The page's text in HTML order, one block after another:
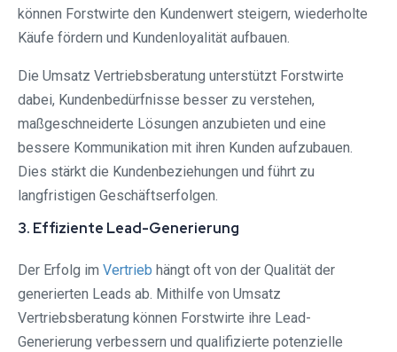
können Forstwirte den Kundenwert steigern, wiederholte
Käufe fördern und Kundenloyalität aufbauen.
Die Umsatz Vertriebsberatung unterstützt Forstwirte
dabei, Kundenbedürfnisse besser zu verstehen,
maßgeschneiderte Lösungen anzubieten und eine
bessere Kommunikation mit ihren Kunden aufzubauen.
Dies stärkt die Kundenbeziehungen und führt zu
langfristigen Geschäftserfolgen.
3. Effiziente Lead-Generierung
Der Erfolg im Vertrieb hängt oft von der Qualität der
generierten Leads ab. Mithilfe von Umsatz
Vertriebsberatung können Forstwirte ihre Lead-
Generierung verbessern und qualifizierte potenzielle